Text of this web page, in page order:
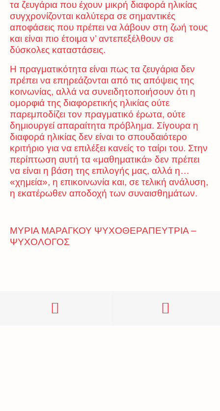
τα ζευγάρια που έχουν μικρή διαφορά ηλικίας
συγχρονίζονται καλύτερα σε σημαντικές
αποφάσεις που πρέπει να λάβουν στη ζωή τους
και είναι πιο έτοιμα ν’ αντεπεξέλθουν σε
δύσκολες καταστάσεις.
Η πραγματικότητα είναι πως τα ζευγάρια δεν
πρέπει να επηρεάζονται από τις απόψεις της
κοινωνίας, αλλά να συνειδητοποιήσουν ότι η
ομορφιά της διαφορετικής ηλικίας ούτε
παρεμποδίζει τον πραγματικό έρωτα, ούτε
δημιουργεί απαραίτητα πρόβλημα. Σίγουρα η
διαφορά ηλικίας δεν είναι το σπουδαιότερο
κριτήριο για να επιλέξει κανείς το ταίρι του. Στην
περίπτωση αυτή τα «μαθηματικά» δεν πρέπει
να είναι η βάση της επιλογής μας, αλλά η…
«χημεία», η επικοινωνία και, σε τελική ανάλυση,
η εκατέρωθεν αποδοχή των συναισθημάτων.
ΜΥΡΙΑ ΜΑΡΑΓΚΟΥ ΨΥΧΟΘΕΡΑΠΕΥΤΡΙΑ –
ΨΥΧΟΛΟΓΟΣ